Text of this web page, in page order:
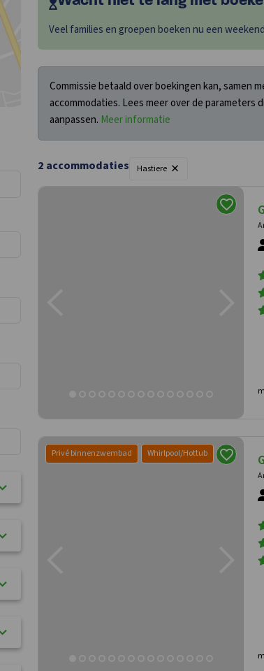
Veel families en groepen boeken nu een
Commissie betaald over boekingen kan, samen
accommodaties. Lees meer over de parameters
aanpassen. Meer informatie
2 accommodaties Hastiere ×
Privé binnenzwembad Whirlpool/Hottub